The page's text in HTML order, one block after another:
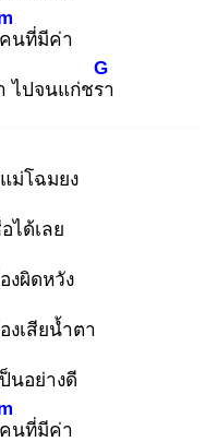
นที่มีค่า
ไปจนแก่ชรา
G
ม่โฉมยง
ได้เลย
งผิดหวัง
งเสียน้ำตา
นอย่างดี
นที่มีค่า